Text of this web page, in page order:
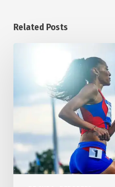
Related Posts
JCC,
Santo